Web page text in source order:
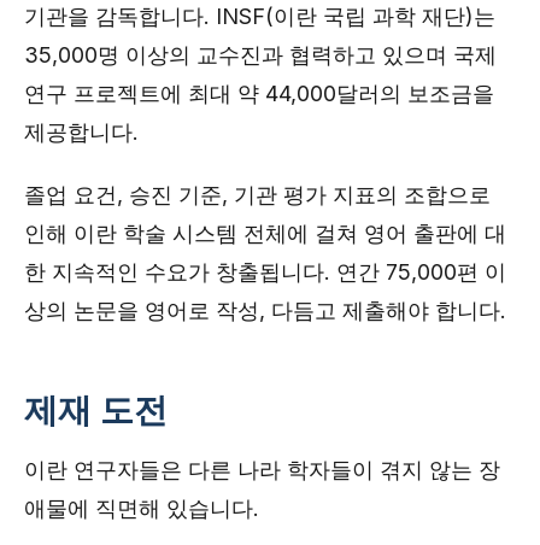
기관을 감독합니다. INSF(이란 국립 과학 재단)는
35,000명 이상의 교수진과 협력하고 있으며 국제
연구 프로젝트에 최대 약 44,000달러의 보조금을
제공합니다.
졸업 요건, 승진 기준, 기관 평가 지표의 조합으로
인해 이란 학술 시스템 전체에 걸쳐 영어 출판에 대
한 지속적인 수요가 창출됩니다. 연간 75,000편 이
상의 논문을 영어로 작성, 다듬고 제출해야 합니다.
제재 도전
이란 연구자들은 다른 나라 학자들이 겪지 않는 장
애물에 직면해 있습니다.